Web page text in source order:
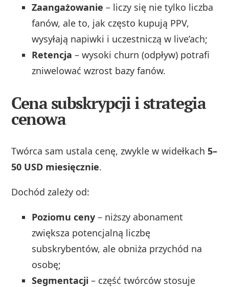
Zaangażowanie – liczy się nie tylko liczba
fanów, ale to, jak często kupują PPV,
wysyłają napiwki i uczestniczą w live’ach;
Retencja – wysoki churn (odpływ) potrafi
zniwelować wzrost bazy fanów.
Cena subskrypcji i strategia
cenowa
Twórca sam ustala cenę, zwykle w widełkach5–
50 USD miesięcznie.
Dochód zależy od:
Poziomu ceny – niższy abonament
zwiększa potencjalną liczbę
subskrybentów, ale obniża przychód na
osobę;
Segmentacji – część twórców stosuje